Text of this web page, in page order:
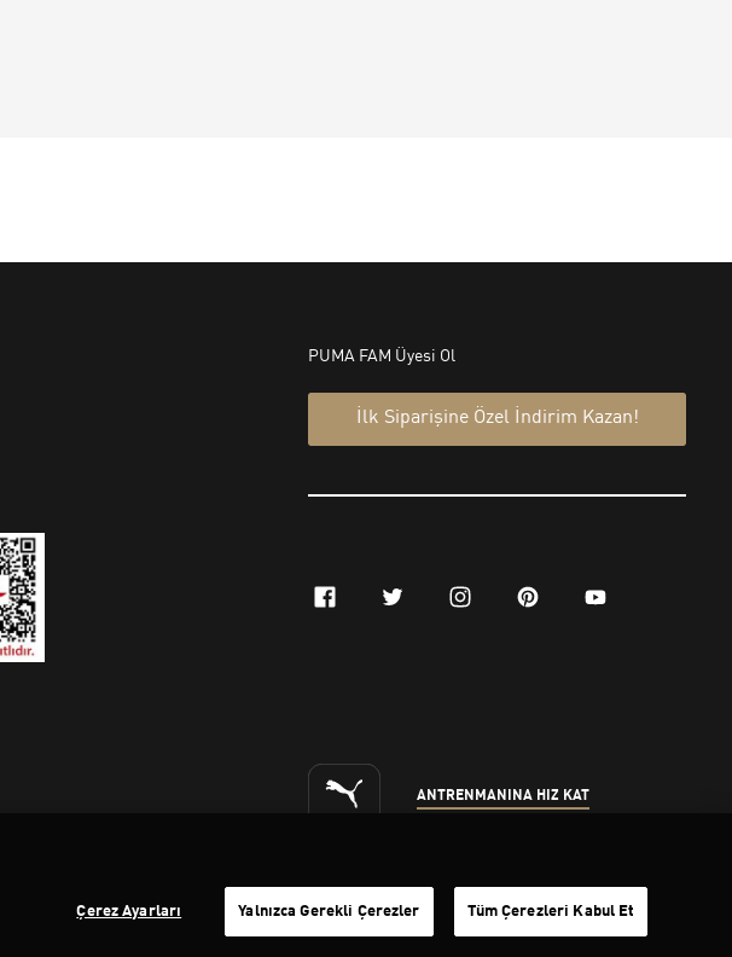
Çerez Ayarları Yalnızca Gerekli Çerezler Tüm Çerezleri Kabul Et